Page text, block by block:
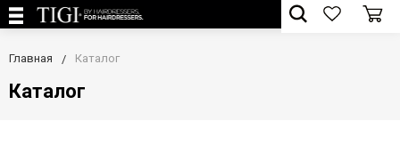
Главная Каталог
Каталог